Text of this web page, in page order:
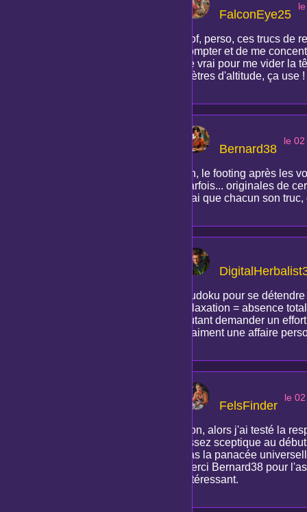
FalconEye25
Bof, perso, ces trucs de
compter et de me
de vrai pour me vider la
mètres d'altitude, ça use !
Bernard38
le
Ah, le footing après les
parfois... originales de
vrai que chacun son
Sudoku pour se
relaxation = absence
autant demander un
vraiment une affaire
FelsFinder
le
Bon, alors j'ai testé la
assez sceptique au
pas la panacée
Merci Bernard38 pour
intéressant.